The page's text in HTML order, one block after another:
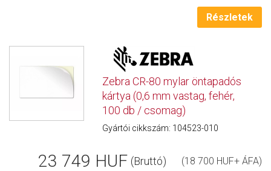
Részletek
Zebra CR-80 mylar öntapadós
kártya (0,6 mm vastag, fehér,
100 db / csomag)
Gyártói cikkszám: 104523-010
23 749 HUF (Bruttó) (18 700 HUF+ ÁFA)